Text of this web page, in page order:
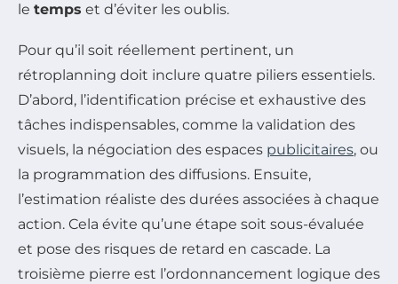
le temps et d’éviter les oublis.
Pour qu’il soit réellement pertinent, un
rétroplanning doit inclure quatre piliers essentiels.
D’abord, l’identification précise et exhaustive des
tâches indispensables, comme la validation des
visuels, la négociation des espaces publicitaires, ou
la programmation des diffusions. Ensuite,
l’estimation réaliste des durées associées à chaque
action. Cela évite qu’une étape soit sous-évaluée
et pose des risques de retard en cascade. La
troisième pierre est l’ordonnancement logique des